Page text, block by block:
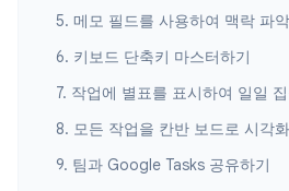
5. 메모 필드를 사용하여 맥락 파
6. 키보드 단축키 마스터하기
7. 작업에 별표를 표시하여 일일
8. 모든 작업을 칸반 보드로 시각
9. 팀과 Google Tasks 공유하기